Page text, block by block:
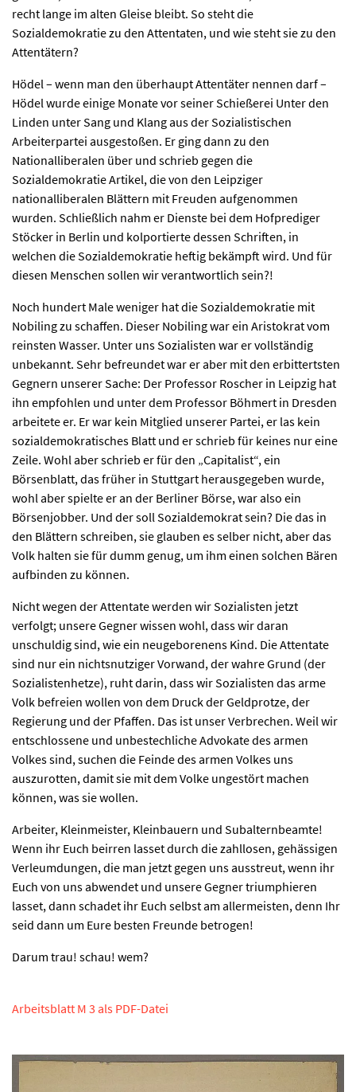
recht lange im alten Gleise bleibt. So steht die
Sozialdemokratie zu den Attentaten, und wie steht sie zu den
Attentätern?
Hödel – wenn man den überhaupt Attentäter nennen darf –
Hödel wurde einige Monate vor seiner Schießerei Unter den
Linden unter Sang und Klang aus der Sozialistischen
Arbeiterpartei ausgestoßen. Er ging dann zu den
Nationalliberalen über und schrieb gegen die
Sozialdemokratie Artikel, die von den Leipziger
nationalliberalen Blättern mit Freuden aufgenommen
wurden. Schließlich nahm er Dienste bei dem Hofprediger
Stöcker in Berlin und kolportierte dessen Schriften, in
welchen die Sozialdemokratie heftig bekämpft wird. Und für
diesen Menschen sollen wir verantwortlich sein?!
Noch hundert Male weniger hat die Sozialdemokratie mit
Nobiling zu schaffen. Dieser Nobiling war ein Aristokrat vom
reinsten Wasser. Unter uns Sozialisten war er vollständig
unbekannt. Sehr befreundet war er aber mit den erbittertsten
Gegnern unserer Sache: Der Professor Roscher in Leipzig hat
ihn empfohlen und unter dem Professor Böhmert in Dresden
arbeitete er. Er war kein Mitglied unserer Partei, er las kein
sozialdemokratisches Blatt und er schrieb für keines nur eine
Zeile. Wohl aber schrieb er für den „Capitalist“, ein
Börsenblatt, das früher in Stuttgart herausgegeben wurde,
wohl aber spielte er an der Berliner Börse, war also ein
Börsenjobber. Und der soll Sozialdemokrat sein? Die das in
den Blättern schreiben, sie glauben es selber nicht, aber das
Volk halten sie für dumm genug, um ihm einen solchen Bären
aufbinden zu können.
Nicht wegen der Attentate werden wir Sozialisten jetzt
verfolgt; unsere Gegner wissen wohl, dass wir daran
unschuldig sind, wie ein neugeborenens Kind. Die Attentate
sind nur ein nichtsnutziger Vorwand, der wahre Grund (der
Sozialistenhetze), ruht darin, dass wir Sozialisten das arme
Volk befreien wollen von dem Druck der Geldprotze, der
Regierung und der Pfaffen. Das ist unser Verbrechen. Weil wir
entschlossene und unbestechliche Advokate des armen
Volkes sind, suchen die Feinde des armen Volkes uns
auszurotten, damit sie mit dem Volke ungestört machen
können, was sie wollen.
Arbeiter, Kleinmeister, Kleinbauern und Subalternbeamte!
Wenn ihr Euch beirren lasset durch die zahllosen, gehässigen
Verleumdungen, die man jetzt gegen uns ausstreut, wenn ihr
Euch von uns abwendet und unsere Gegner triumphieren
lasset, dann schadet ihr Euch selbst am allermeisten, denn Ihr
seid dann um Eure besten Freunde betrogen!
Darum trau! schau! wem?
Arbeitsblatt M 3 als PDF-Datei